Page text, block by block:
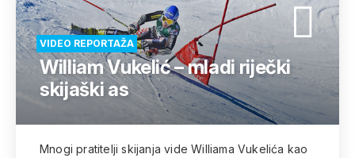
VIDEO REPORTAŽA
William Vukelić – mladi riječki
skijaški as
Mnogi pratitelji skijanja vide Williama Vukelića kao